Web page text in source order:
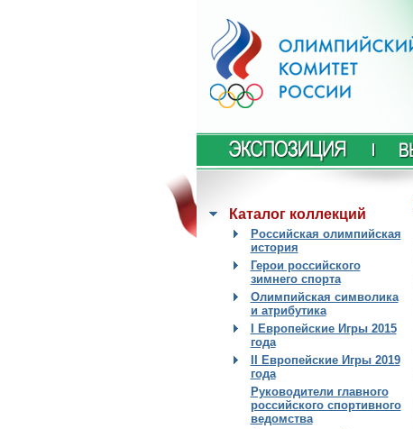
Каталог коллекций
Российская олимпийская
история
Герои российского
зимнего спорта
Олимпийская символика
и атрибутика
I Европейские Игры 2015
года
II Европейские Игры 2019
года
Руководители главного
российского спортивного
ведомства